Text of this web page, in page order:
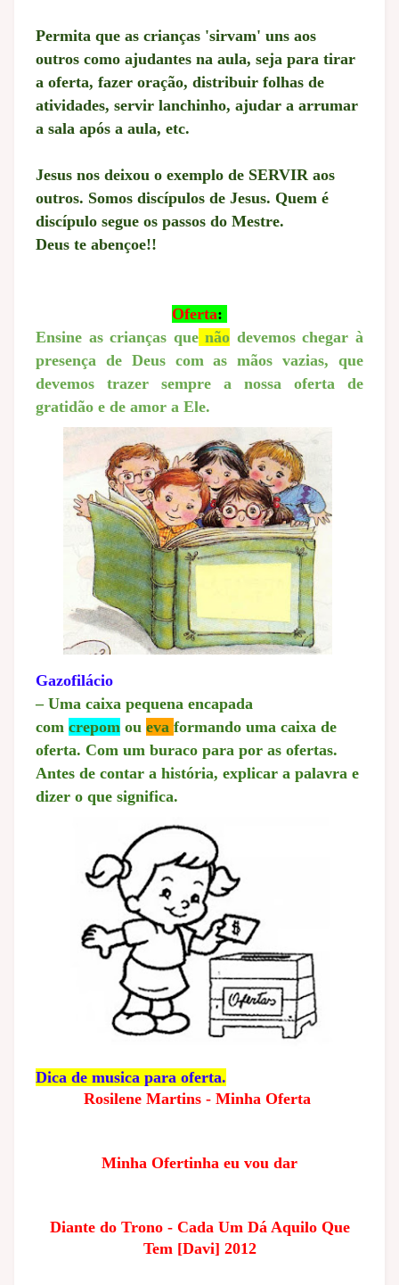
Permita que as crianças 'sirvam' uns aos
outros como ajudantes na aula, seja para tirar
a oferta, fazer oração, distribuir folhas de
atividades, servir lanchinho, ajudar a arrumar
a sala após a aula, etc.
Jesus nos deixou o exemplo de SERVIR aos
outros. Somos discípulos de Jesus. Quem é
discípulo segue os passos do Mestre.
Deus te abençoe!!
Oferta:
Ensine as crianças quenão devemos chegar à
presença de Deus com as mãos vazias, que
devemos trazer sempre a nossa oferta de
gratidão e de amor a Ele.
Gazofilácio
– Uma caixa pequena encapada
com crepom ou eva formando uma caixa de
oferta. Com um buraco para por as ofertas.
Antes de contar a história, explicar a palavra e
dizer o que significa.
Dica de musica para oferta.
Rosilene Martins - Minha Oferta
Minha Ofertinha eu vou dar
Diante do Trono - Cada Um Dá Aquilo Que
Tem [Davi] 2012